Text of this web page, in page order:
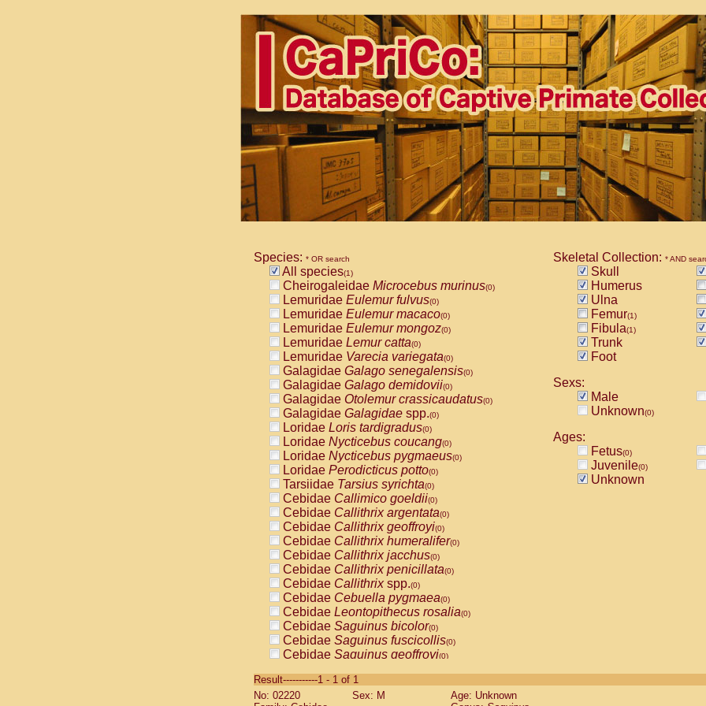
Species: * OR search
All species(1)
Cheirogaleidae Microcebus murinus(0)
Lemuridae Eulemur fulvus(0)
Lemuridae Eulemur macaco(0)
Lemuridae Eulemur mongoz(0)
Lemuridae Lemur catta(0)
Lemuridae Varecia variegata(0)
Galagidae Galago senegalensis(0)
Galagidae Galago demidovii(0)
Galagidae Otolemur crassicaudatus(0)
Galagidae Galagidae spp.(0)
Loridae Loris tardigradus(0)
Loridae Nycticebus coucang(0)
Loridae Nycticebus pygmaeus(0)
Loridae Perodicticus potto(0)
Tarsiidae Tarsius syrichta(0)
Cebidae Callimico goeldii(0)
Cebidae Callithrix argentata(0)
Cebidae Callithrix geoffroyi(0)
Cebidae Callithrix humeralifer(0)
Cebidae Callithrix jacchus(0)
Cebidae Callithrix penicillata(0)
Cebidae Callithrixspp.(0)
Cebidae Cebuella pygmaea(0)
Cebidae Leontopithecus rosalia(0)
Cebidae Saguinus bicolor(0)
Cebidae Saguinus fuscicollis(0)
Cebidae Saguinus geoffroyi(0)
CebidaeSaguinus labiatus(0)
Cebidae Saguinus leucopus (0)
Skeletal Collection: * AND
Skull
Humerus
Ulna
Femur(1)
Fibula(1)
Trunk
Foot
Sexs:
Male
Unknown(0)
Ages:
Fetus(0)
Juvenile(0)
Unknown
Result-----------1 - 1 of 1
No: 02220
Sex: M
Age: Unknown